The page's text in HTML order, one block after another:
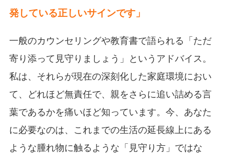
発している正しいサインです」
一般のカウンセリングや教育書で語られる「ただ
寄り添って見守りましょう」というアドバイス。
私は、それらが現在の深刻化した家庭環境におい
て、どれほど無責任で、親をさらに追い詰める言
葉であるかを痛いほど知っています。今、あなた
に必要なのは、これまでの生活の延長線上にある
ような腫れ物に触るような「見守り方」ではな